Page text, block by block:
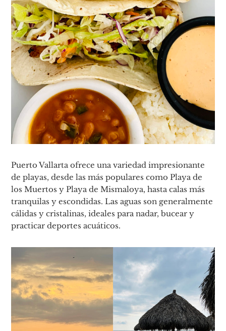
Puerto Vallarta ofrece una variedad impresionante
de playas, desde las más populares como Playa de
los Muertos y Playa de Mismaloya, hasta calas más
tranquilas y escondidas. Las aguas son generalmente
cálidas y cristalinas, ideales para nadar, bucear y
practicar deportes acuáticos.